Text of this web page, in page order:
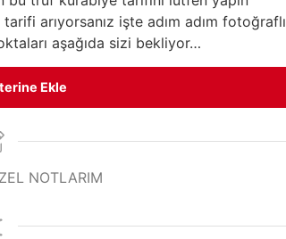
arıyorsanız işte adım adım fotoğraflı
aşağıda sizi bekliyor…
Ekle
NOTLARIM